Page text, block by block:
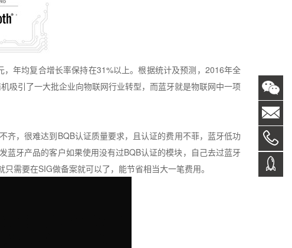
，年均复合增长率保持在31%以上。根据统计及预测， 2016年全
吸引了一大批企业向物联网行业转型， 而蓝牙就是物联网中一项
齐，很难达到BQB认证质量要求，且认证的费用不菲，蓝牙低功
蓝牙产品的客户如果使用没有过BQB认证的模块，自己去过蓝牙
只需要在SIG做备案就可以了，能节省相当大一笔费用。